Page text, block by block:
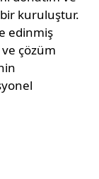
kuruluştur.
edinmiş
çözüm